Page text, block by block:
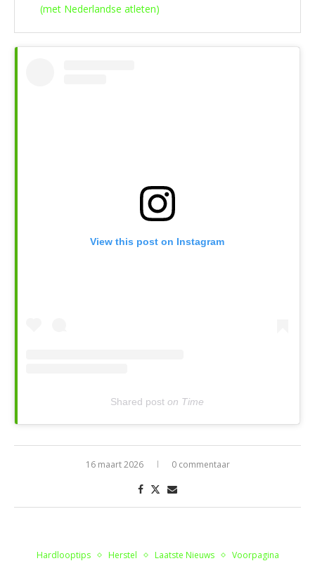
(met Nederlandse atleten)
View this post on Instagram
Shared post on Time
16 maart 2026 0 commentaar
Hardlooptips Herstel Laatste Nieuws Voorpagina